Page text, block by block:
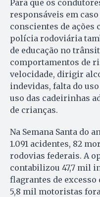
Para que os
responsáveis em
conscientes de ações
polícia rodoviária
de educação no
comportamentos de
velocidade, dirigir
indevidas, falta do
uso das cadeirinhas
de crianças.
Na Semana Santa do
1.091 acidentes, 82
rodovias federais. A
contabilizou 47,7 mil
flagrantes de excesso
5,8 mil motoristas